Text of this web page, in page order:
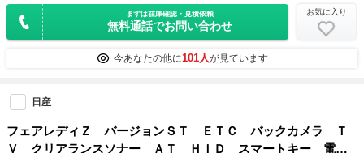
まずは在庫確認・見積依頼
無料通話でお問い合わせ
お気に入り
今あなたの他に101人が見ています
日産
フェアレディＺ バージョンＳＴ ＥＴＣ バックカメラ Ｔ
Ｖ クリアランスソナー ＡＴ ＨＩＤ スマートキー 電動